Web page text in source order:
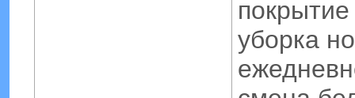
покрытие
уборка